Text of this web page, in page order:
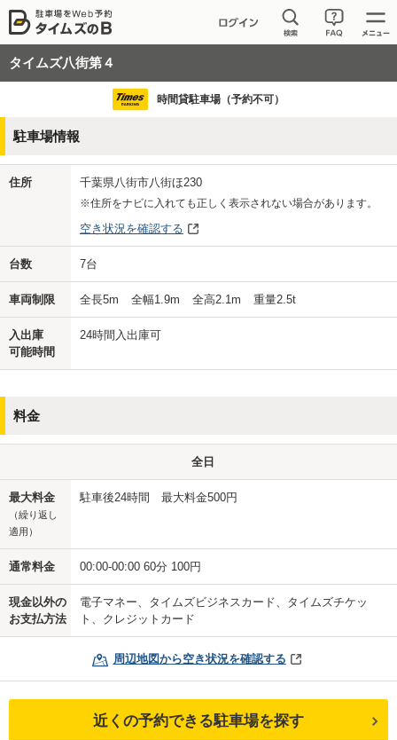
タイムズ八街第４
時間貸駐車場（予約不可）
駐車場情報
住所 千葉県八街市八街ほ230
※住所をナビに入れても正しく表示されない場合があります。
空き状況を確認する
台数 7台
車両制限 全長5m 全幅1.9m 全高2.1m 重量2.5t
入出庫
可能時間
24時間入出庫可
料金
全日
最大料金
（繰り返し
適用）
駐車後24時間 最大料金500円
通常料金 00:00-00:00 60分 100円
現金以外の
お支払方法
電子マネー、タイムズビジネスカード、タイムズチケッ
ト、クレジットカード
周辺地図から空き状況を確認する
近くの予約できる駐車場を探す